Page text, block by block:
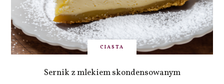
CIASTA
Sernik z mlekiem skondensowanym